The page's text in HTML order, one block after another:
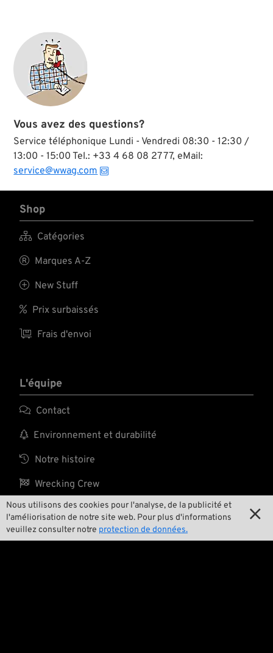
Nous utilisons des cookies pour l'analyse, de la publicité et
l'améliorisation de notre site web. Pour plus d'informations
veuillez consulter notre protection de données.

Vous avez des questions?
Service téléphonique Lundi - Vendredi 08:30 - 12:30 /
13:00 - 15:00 Tel.: +33 4 68 08 27 77, eMail:
service@wwag.com
Shop
 Catégories
 Marques A-Z
 New Stuff
 Prix surbaissés
 Frais d'envoi
L'équipe
 Contact
 Environnement et durabilité
 Notre histoire
 Wrecking Crew
Pan-O-Rama